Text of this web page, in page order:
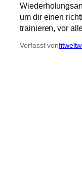
um dir einen
trainieren, vor
Verfasst von